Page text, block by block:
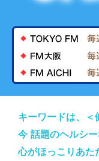
キーワードは、＜
今 話題のヘルシ
心がほっこりあた